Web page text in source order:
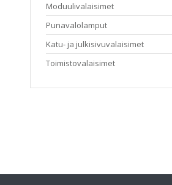
Moduulivalaisimet
Punavalolamput
Katu- ja julkisivuvalaisimet
Toimistovalaisimet